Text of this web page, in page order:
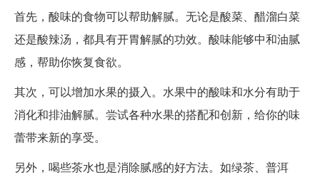
首先，酸味的食物可以帮助解腻。无论是酸菜、醋溜白菜
还是酸辣汤，都具有开胃解腻的功效。酸味能够中和油腻
感，帮助你恢复食欲。
其次，可以增加水果的摄入。水果中的酸味和水分有助于
消化和排油解腻。尝试各种水果的搭配和创新，给你的味
蕾带来新的享受。
另外，喝些茶水也是消除腻感的好方法。如绿茶、普洱